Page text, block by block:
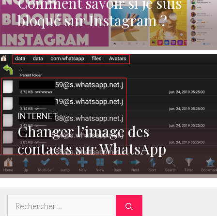
bloqué sur Instagram ?
Changer l’image des
contacts sur WhatsApp
INTERNET
Rechercher :